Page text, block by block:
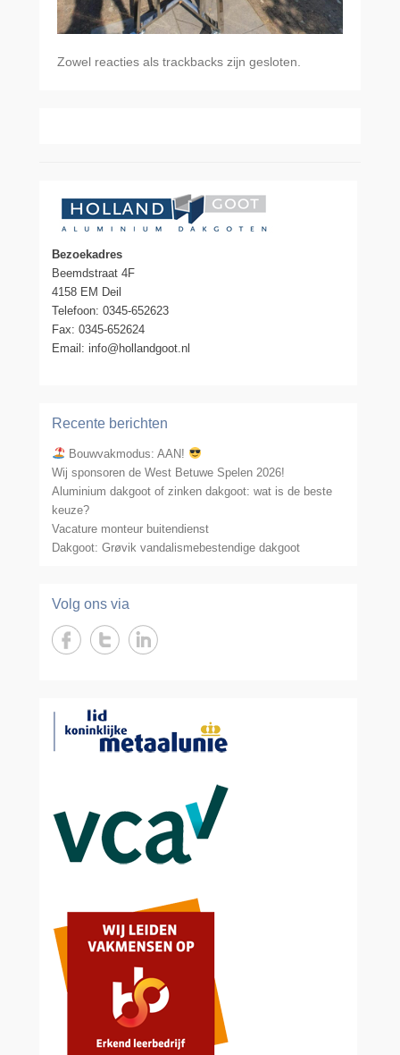
Zowel reacties als trackbacks zijn gesloten.
Bezoekadres
Beemdstraat 4F
4158 EM Deil
Telefoon: 0345-652623
Fax: 0345-652624
Email: info@hollandgoot.nl
Recente berichten
Bouwvakmodus: AAN!
Wij sponsoren de West Betuwe Spelen 2026!
Aluminium dakgoot of zinken dakgoot: wat is de beste
keuze?
Vacature monteur buitendienst
Dakgoot: Grøvik vandalismebestendige dakgoot
Volg ons via